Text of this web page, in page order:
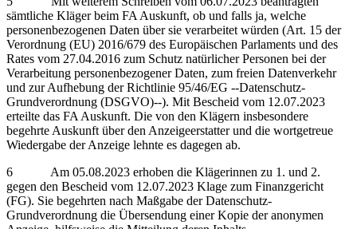
sämtliche Kläger beim FA Auskunft, ob und falls ja, welche
personenbezogenen Daten über sie verarbeitet würden (Art. 15 der
Verordnung (EU) 2016/679 des Europäischen Parlaments und des
Rates vom 27.04.2016 zum Schutz natürlicher Personen bei der
Verarbeitung personenbezogener Daten, zum freien Datenverkehr
und zur Aufhebung der Richtlinie 95/46/EG ‑‑Datenschutz-
Grundverordnung (DSGVO)‑‑). Mit Bescheid vom 12.07.2023
erteilte das FA Auskunft. Die von den Klägern insbesondere
begehrte Auskunft über den Anzeigeerstatter und die wortgetreue
Wiedergabe der Anzeige lehnte es dagegen ab.
6 Am 05.08.2023 erhoben die Klägerinnen zu 1. und 2.
gegen den Bescheid vom 12.07.2023 Klage zum Finanzgericht
(FG). Sie begehrten nach Maßgabe der Datenschutz-
Grundverordnung die Übersendung einer Kopie der anonymen